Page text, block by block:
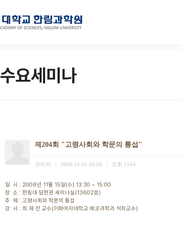
수요세미나
제204회 "고령사회와 학문의 통섭"
관리자 2008.10.31 00:00 조회 1544
일 시 : 2006년 11월 15일(수) 13:30 ~ 15:00
장 소 : 한림대 담헌관 세미나실(13602호)
주 제 : 고령사회와 학문의 통섭
강 사 : 최 재 천 교수(이화여자대학교 에코과학과 석좌교수)